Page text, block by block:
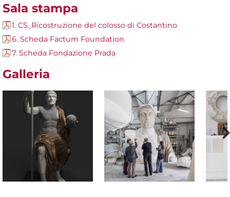
Sala stampa
1. CS_Ricostruzione del colosso di Costantino
6. Scheda Factum Foundation
7. Scheda Fondazione Prada
Galleria